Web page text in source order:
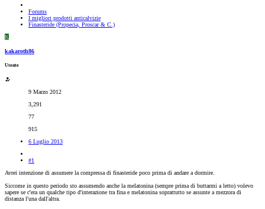
Forums
I migliori prodotti anticalvizie
Finasteride (Propecia, Proscar & C.)
K
kakaroth86
Utente
9 Marzo 2012
3,291
77
915
6 Luglio 2013
#1
Avrei intenzione di assumere la compressa di finasteride poco prima di andare a dormire.
Siccome in questo periodo sto assumendo anche la melatonina (sempre prima di buttarmi a letto) volevo
sapere se c'era un qualche tipo d'interazione tra fina e melatonina soprattutto se assunte a mezzora di
distanza l'una dall'altra.